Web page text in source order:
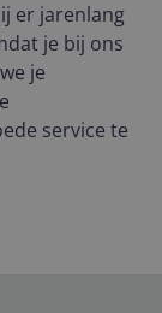
er jarenlang
je bij ons
je
service te